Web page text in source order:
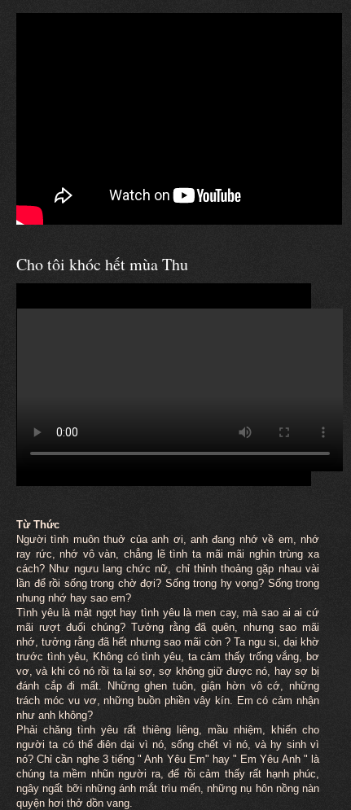
Cho tôi khóc hết mùa Thu
Từ Thức
Người tình muônthuở của anh ơi, anh đang nhớ về em, nhớ
ray rức, nhớ vô vàn, chẳng lẽ tình ta mãi mãi nghìn trùng xa
cách? Như ngưu lang chức nữ, chỉ thỉnh thoảng gặp nhau vài
lần để rồi sống trong chờ đợi? Sống trong hy vọng? Sống trong
nhung nhớ hay sao em?
Tình yêu là mật ngọt hay tình yêu là men cay, mà sao ai ai cứ
mãi rượt đuổi chúng? Tưởng rằng đã quên, nhưng sao mãi
nhớ, tưởng rằng đã hết nhưng sao mãi còn ? Ta ngu si, dại khờ
trước tình yêu, Không có tình yêu, ta cảm thấy trống vắng, bơ
vơ, và khi có nó rồi ta lại sợ, sợ không giữ được nó, hay sợ bị
đánh cắp đi mất. Những ghen tuôn, giận hờn vô cớ, những
trách móc vu vơ, những buồn phiền vây kín. Em có cảm nhận
như anh không?
Phải chăng tình yêu rất thiêng liêng, mầu nhiệm, khiến cho
người ta có thể điên dại vì nó, sống chết vì nó, và hy sinh vì
nó? Chỉ cần nghe 3 tiếng " Anh Yêu Em" hay " Em Yêu Anh " là
chúng ta mềm nhũn người ra, để rồi cảm thấy rất hạnh phúc,
ngây ngất bỡi những ánh mắt trìu mến, những nụ hôn nồng nàn
quyện hơi thở dồn vang.